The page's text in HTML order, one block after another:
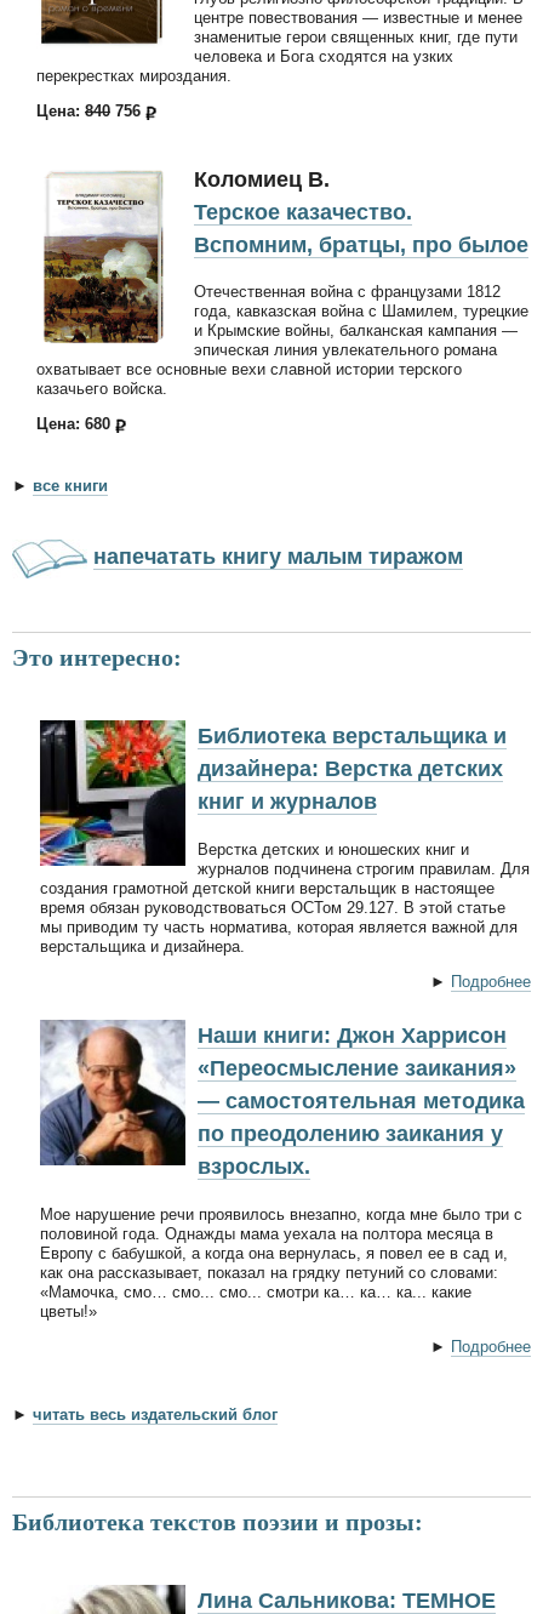
центре повествования — известные и менее
знаменитые герои священных книг, где пути
человека и Бога сходятся на узких
перекрестках мироздания.
Цена: 840 756
Коломиец В.
Терское казачество.
Вспомним, братцы, про былое
Отечественная война с французами 1812
года, кавказская война с Шамилем, турецкие
и Крымские войны, балканская кампания —
эпическая линия увлекательного романа
охватывает все основные вехи славной истории терского
казачьего войска.
Цена: 680
► все книги
напечатать книгу малым тиражом
Это интересно:
Библиотека верстальщика и
дизайнера: Верстка детских
книг и журналов
Верстка детских и юношеских книг и
журналов подчинена строгим правилам. Для
создания грамотной детской книги верстальщик в настоящее
время обязан руководствоваться ОСТом 29.127. В этой статье
мы приводим ту часть норматива, которая является важной для
верстальщика и дизайнера.
► Подробнее
Наши книги: Джон Харрисон
«Переосмысление заикания»
— самостоятельная методика
по преодолению заикания у
взрослых.
Мое нарушение речи проявилось внезапно, когда мне было три с
половиной года. Однажды мама уехала на полтора месяца в
Европу с бабушкой, а когда она вернулась, я повел ее в сад и,
как она рассказывает, показал на грядку петуний со словами:
«Мамочка, смо… смо... смо... смотри ка… ка… ка... какие
цветы!»
► Подробнее
► читать весь издательский блог
Библиотека текстов поэзии и прозы:
Лина Сальникова: ТЕМНОЕ